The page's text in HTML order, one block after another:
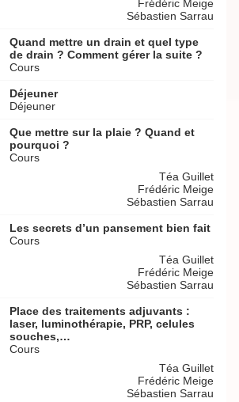
Frédéric Meige
Sébastien Sarrau
Quand mettre un drain et quel type
de drain ? Comment gérer la suite ?
Cours
Déjeuner
Déjeuner
Que mettre sur la plaie ? Quand et
pourquoi ?
Cours
Téa Guillet
Frédéric Meige
Sébastien Sarrau
Les secrets d’un pansement bien fait
Cours
Téa Guillet
Frédéric Meige
Sébastien Sarrau
Place des traitements adjuvants :
laser, luminothérapie, PRP, celules
souches,…
Cours
Téa Guillet
Frédéric Meige
Sébastien Sarrau